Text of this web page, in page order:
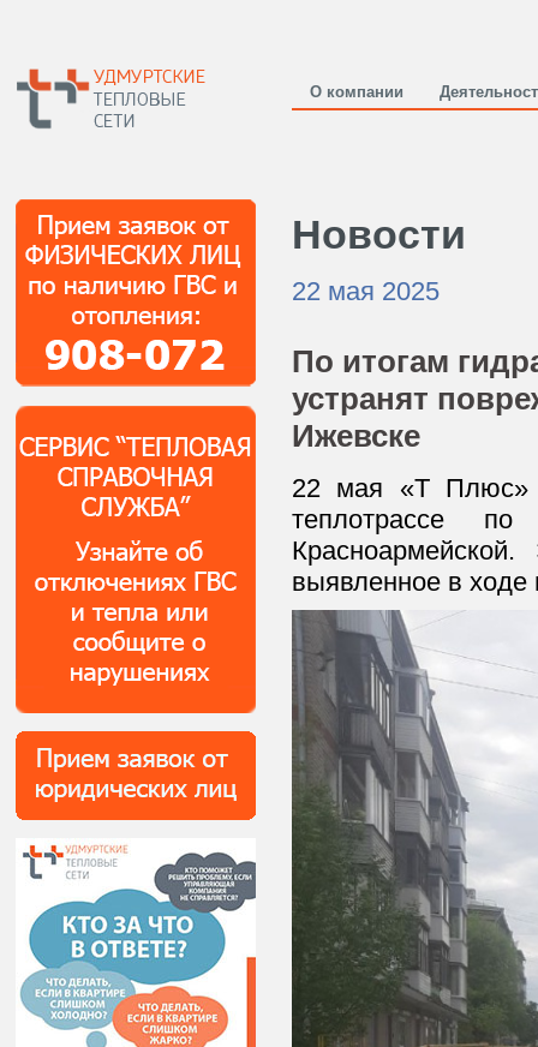
О компании
Новости
22 мая 2025
По итогам
устранят
Ижевске
22 мая «Т Плюс»
теплотрассе
выявленное в ходе